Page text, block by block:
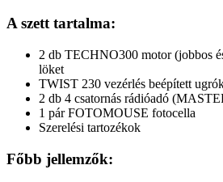
A szett tartalma:
2 db TECHNO300 motor (jobbos
löket
TWIST 230 vezérlés beépített
2 db 4 csatornás rádióadó
1 pár FOTOMOUSE fotocella
Szerelési tartozékok
Főbb jellemzők: